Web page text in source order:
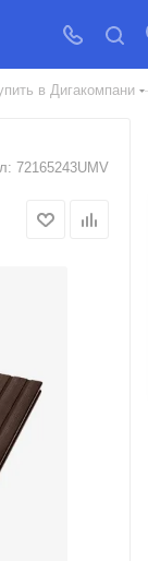
в Дигакомпани
72165243UMV